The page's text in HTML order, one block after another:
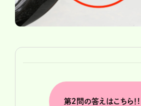
第２問の答えはこちら！!